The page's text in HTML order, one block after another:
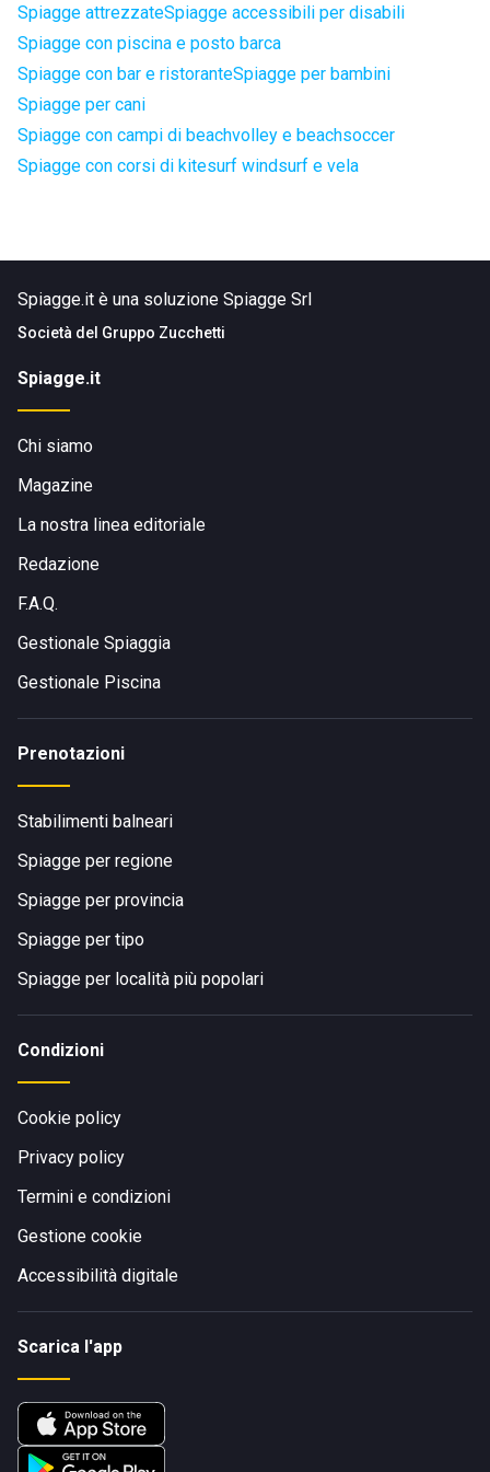
Spiagge attrezzateSpiagge accessibili per disabili
Spiagge con piscina e posto barca
Spiagge con bar e ristoranteSpiagge per bambini
Spiagge per cani
Spiagge con campi di beachvolley e beachsoccer
Spiagge con corsi di kitesurf windsurf e vela
Spiagge.it è una soluzione Spiagge Srl
Società del Gruppo Zucchetti
Spiagge.it
Chi siamo
Magazine
La nostra linea editoriale
Redazione
F.A.Q.
Gestionale Spiaggia
Gestionale Piscina
Prenotazioni
Stabilimenti balneari
Spiagge per regione
Spiagge per provincia
Spiagge per tipo
Spiagge per località più popolari
Condizioni
Cookie policy
Privacy policy
Termini e condizioni
Gestione cookie
Accessibilità digitale
Scarica l'app